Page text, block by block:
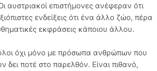
επιστήμονες ανέφεραν ότι
ενδείξεις ότι ένα άλλο ζώο, πέρα
εκφράσεις κάποιου άλλου.
όχι μόνο με πρόσωπα ανθρώπων που
ποτέ στο παρελθόν. Είναι πιθανό,